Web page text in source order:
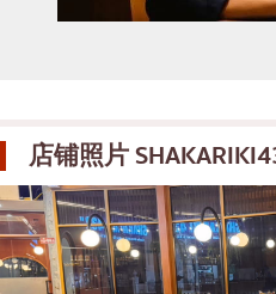
店铺照片